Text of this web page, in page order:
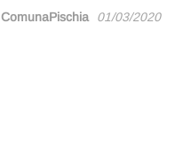
ComunaPischia 01/03/2020